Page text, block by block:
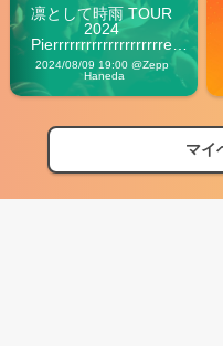
凛として時雨 TOUR
2024
Pierrrrrrrrrrrrrrrrrrrre
Vibes
2024/08/09 19:00 @Zepp
Haneda
マイ